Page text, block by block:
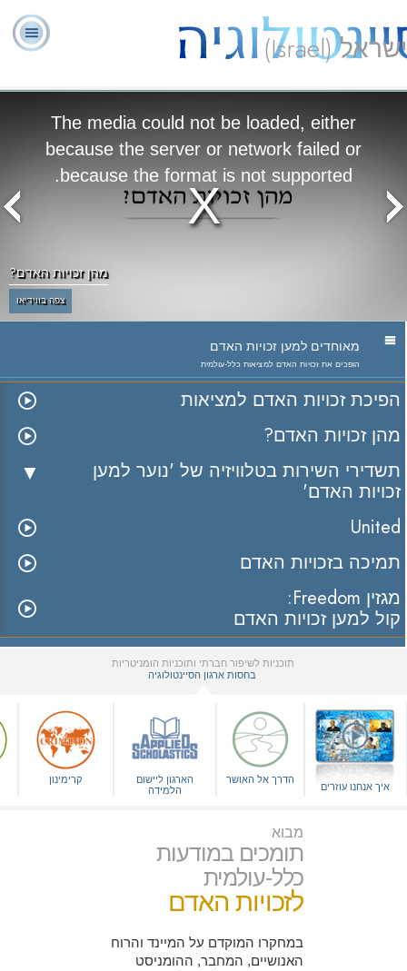
ישראל (Israel)
האברד
סיינטולוגיה?
מתנדבים
נפוצות
The media could not be loaded, either
because the server or network failed or
because the format is not supported.
מהן זכויות האדם?
צפה בווידיאו
מאוחדים למען זכויות האדם
הופכים את זכויות האדם למציאות כלל-עולמית
הפיכת זכויות האדם למציאות
מהן זכויות האדם?
תשדירי השירות בטלוויזיה של 'נוער למען
זכויות האדם'
United
תמיכה בזכויות האדם
מגזין Freedom:
קול למען זכויות האדם
תוכניות לשיפור חברתי ותוכניות הומניטריות
בחסות ארגון הסיינטולוגיה
איך אנחנו עוזרים
הדרך אל האושר
הארגון ליישום
הלמידה
קרימינון
מבוא
תומכים במודעות
כלל-עולמית
לזכויות האדם
במחקרו המוקדם על המיינד והרוח
האנושיים, המחבר, ההומניסט